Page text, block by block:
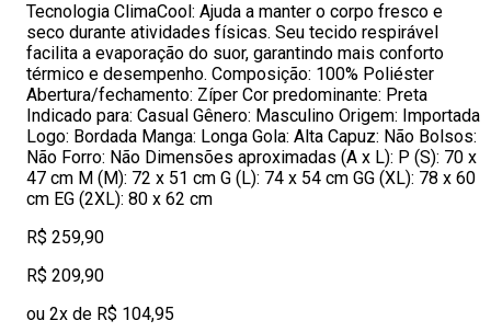
Tecnologia ClimaCool: Ajuda a manter o corpo fresco e
seco durante atividades físicas. Seu tecido respirável
facilita a evaporação do suor, garantindo mais conforto
térmico e desempenho. Composição: 100% Poliéster
Abertura/fechamento: Zíper Cor predominante: Preta
Indicado para: Casual Gênero: Masculino Origem: Importada
Logo: Bordada Manga: Longa Gola: Alta Capuz: Não Bolsos:
Não Forro: Não Dimensões aproximadas (A x L): P (S): 70 x
47 cm M (M): 72 x 51 cm G (L): 74 x 54 cm GG (XL): 78 x 60
cm EG (2XL): 80 x 62 cm
R$ 259,90
R$ 209,90
ou 2x de R$ 104,95